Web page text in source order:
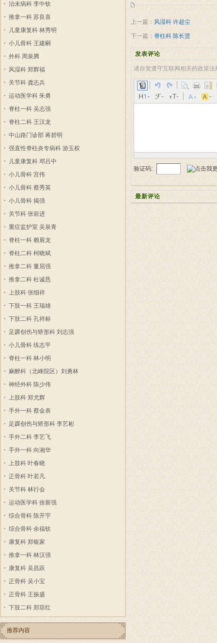
上一篇： 风湿科 许超尘
下一篇： 脊柱科 陈长贤
发表评论
请自觉遵守互联网相关的政策
验证码:
最新评论
治未病科 李中钦
推拿一科 苏良喜
儿童康复科 林秀明
小儿骨科 王建嗣
外科 周泉腾
风湿科 郑辉福
关节科 龚志兵
运动医学科 朱勇
脊柱一科 吴志强
脊柱二科 王汉龙
中山路门诊部 蒋碧明
强直性脊柱炎专病科 游玉权
儿童康复科 邓吕中
小儿骨科 宫伟
小儿骨科 蔡秀英
小儿骨科 揭强
关节科 张前进
重症监护室 吴泉青
脊柱一科 赖展龙
脊柱二科 柯晓斌
推拿二科 董屈强
推拿二科 杜诚恳
上肢科 张细祥
下肢一科 王瑞雄
下肢二科 孔祥标
足踝创伤与矫形科 刘志强
小儿骨科 练志平
脊柱一科 林小明
麻醉科（北峰院区）刘勇林
神经外科 陈少伟
上肢科 郑尤辉
手外一科 蔡金表
足踝创伤与矫形科 李艺彬
手外二科 李艺飞
手外一科 向湘华
上肢科 叶春晓
正骨科 叶若凡
关节科 林行会
运动医学科 徐新强
综合骨科 陈开宇
综合骨科 余福钦
康复科 郑银家
推拿一科 林汉强
康复科 吴昌跃
正骨科 吴小宝
正骨科 王振盛
下肢二科 郑琼红
推荐内容